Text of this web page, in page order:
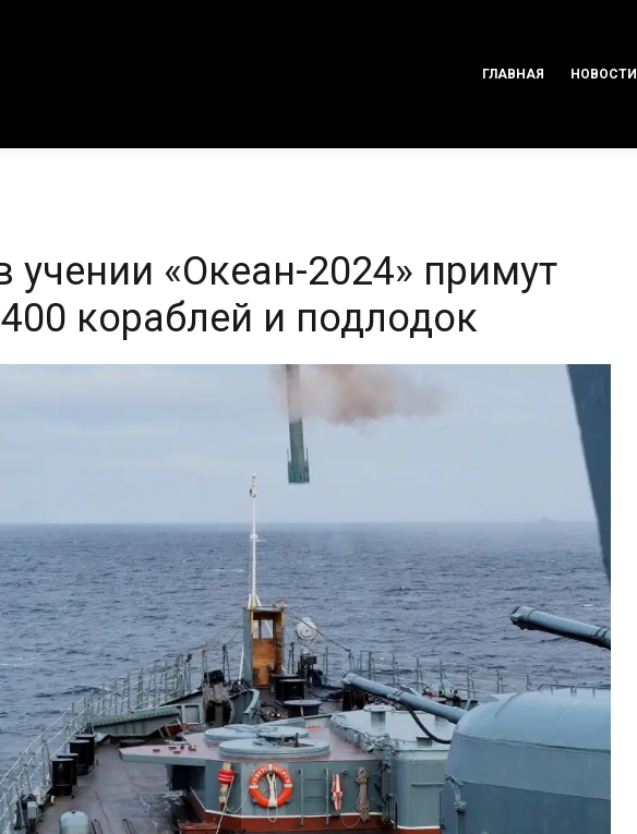
ГЛАВНАЯ НОВОСТИ
«Океан-2024» примут
кораблей и подлодок